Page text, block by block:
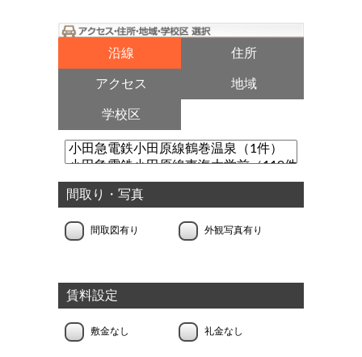
沿線 住所
アクセス 地域
学校区
間取り・写真
間取図有り 外観写真有り
賃料設定
敷金なし 礼金なし